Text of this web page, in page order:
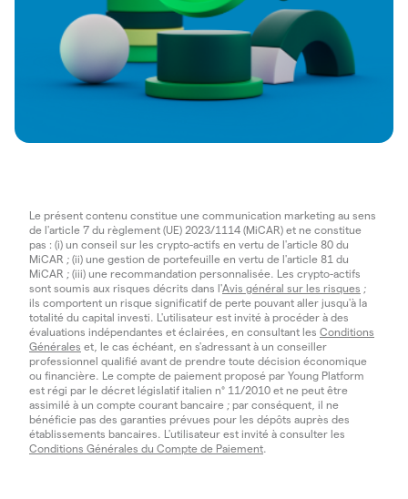
Le présent contenu constitue une communication marketing au sens
de l'article 7 du règlement (UE) 2023/1114 (MiCAR) et ne constitue
pas : (i) un conseil sur les crypto-actifs en vertu de l'article 80 du
MiCAR ; (ii) une gestion de portefeuille en vertu de l'article 81 du
MiCAR ; (iii) une recommandation personnalisée. Les crypto-actifs
sont soumis aux risques décrits dans l'Avis général sur les risques ;
ils comportent un risque significatif de perte pouvant aller jusqu'à la
totalité du capital investi. L'utilisateur est invité à procéder à des
évaluations indépendantes et éclairées, en consultant les Conditions
Générales et, le cas échéant, en s'adressant à un conseiller
professionnel qualifié avant de prendre toute décision économique
ou financière. Le compte de paiement proposé par Young Platform
est régi par le décret législatif italien n° 11/2010 et ne peut être
assimilé à un compte courant bancaire ; par conséquent, il ne
bénéficie pas des garanties prévues pour les dépôts auprès des
établissements bancaires. L'utilisateur est invité à consulter les
Conditions Générales du Compte de Paiement.